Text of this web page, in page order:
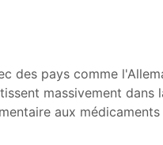
des pays comme
massivement dans
aux